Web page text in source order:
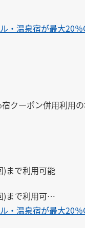
・温泉宿が最大20％
クーポン併用利用
)まで利用可能
まで利用可能
で利用可能
・温泉宿が最大20％